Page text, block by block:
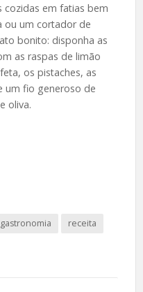
cozidas em fatias bem
ou um cortador de
bonito: disponha as
as raspas de limão
os pistaches, as
um fio generoso de
oliva.
gastronomia receita